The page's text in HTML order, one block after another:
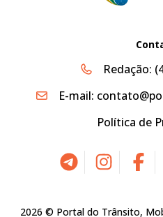
Redação:
E-mail:
Política de
2026 © Portal do Trânsito,